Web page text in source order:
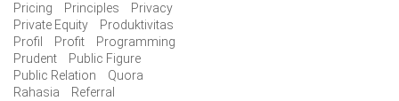
Pricing
Principles
Privacy
Private Equity
Produktivitas
Profil
Profit
Programming
Prudent
Public Figure
Public Relation
Quora
Rahasia
Referral